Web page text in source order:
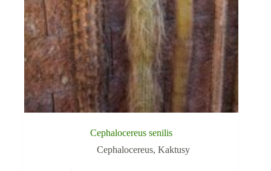
Cephalocereus senilis
Cephalocereus,Kaktusy